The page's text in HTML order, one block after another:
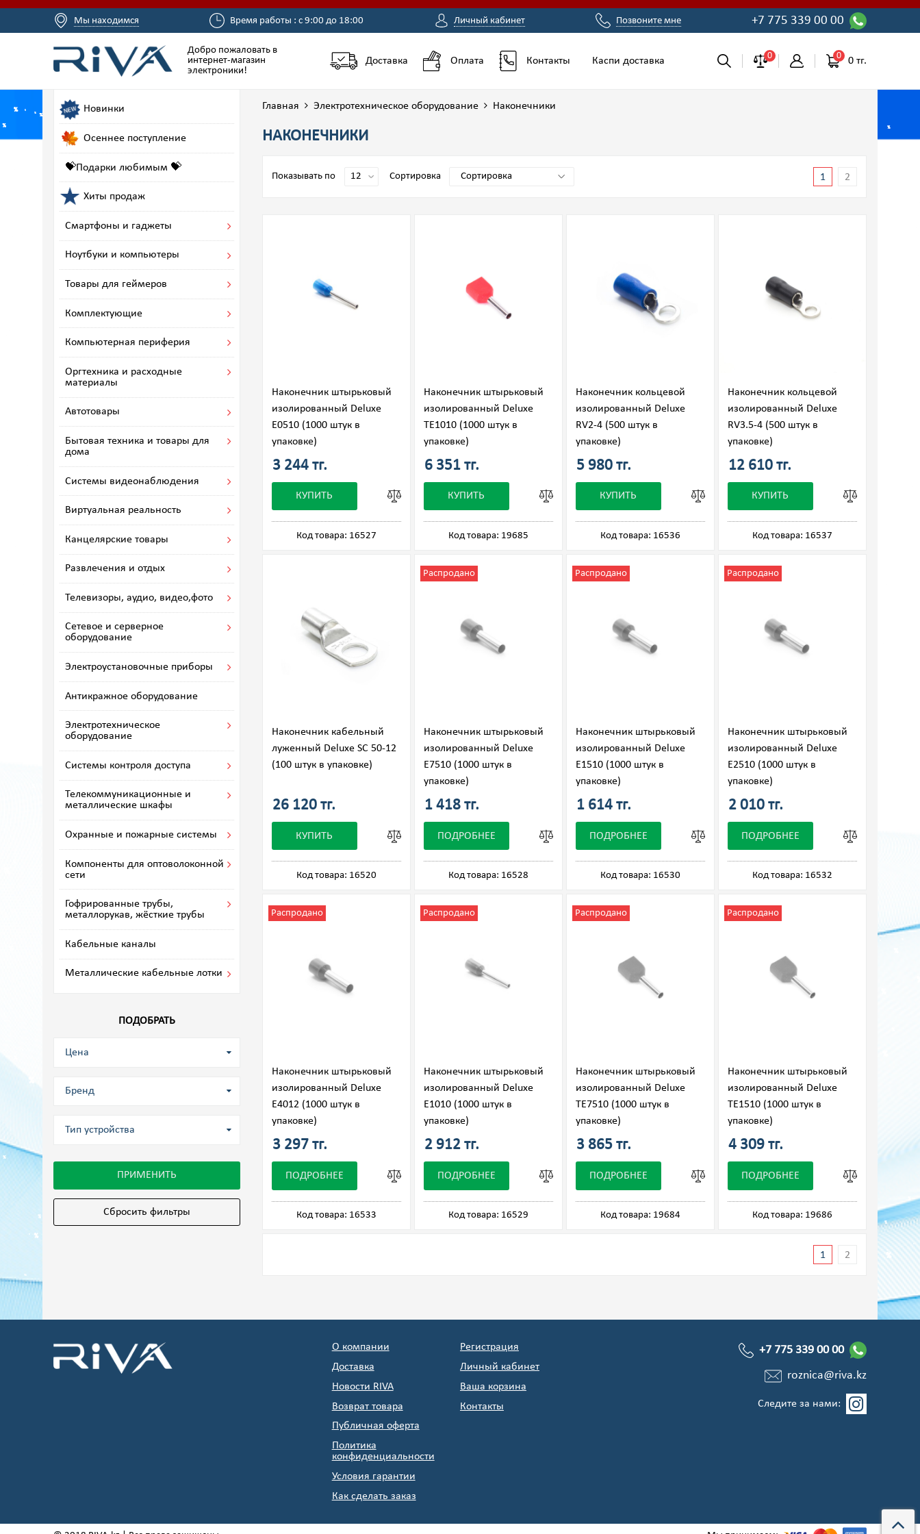
Мы находимся Время работы : с 9:00 до 18:00 Личный кабинет Позвоните мне +7 775 339 00 00
Добро пожаловать в
интернет-магазин
электроники!
Доставка Оплата Контакты Каспи доставка 0 0 0 тг.
Главная Электротехническое оборудование Наконечники
НАКОНЕЧНИКИ
Показывать по Сортировка 1 2
Наконечник штырьковый
изолированный Deluxe
Е0510 (1000 штук в
упаковке)
3 244 тг.
КУПИТЬ
Код товара: 16527
Наконечник штырьковый
изолированный Deluxe
ТЕ1010 (1000 штук в
упаковке)
6 351 тг.
КУПИТЬ
Код товара: 19685
Наконечник кольцевой
изолированный Deluxe
RV2-4 (500 штук в
упаковке)
5 980 тг.
КУПИТЬ
Код товара: 16536
Наконечник кольцевой
изолированный Deluxe
RV3.5-4 (500 штук в
упаковке)
12 610 тг.
КУПИТЬ
Код товара: 16537
Наконечник кабельный
луженный Deluxe SC 50-12
(100 штук в упаковке)
26 120 тг.
КУПИТЬ
Код товара: 16520
Наконечник штырьковый
изолированный Deluxe
Е7510 (1000 штук в
упаковке)
Распродано
1 418 тг.
ПОДРОБНЕЕ
Код товара: 16528
Наконечник штырьковый
изолированный Deluxe
Е1510 (1000 штук в
упаковке)
Распродано
1 614 тг.
ПОДРОБНЕЕ
Код товара: 16530
Наконечник штырьковый
изолированный Deluxe
Е2510 (1000 штук в
упаковке)
Распродано
2 010 тг.
ПОДРОБНЕЕ
Код товара: 16532
Наконечник штырьковый
изолированный Deluxe
Е4012 (1000 штук в
упаковке)
Распродано
3 297 тг.
ПОДРОБНЕЕ
Код товара: 16533
Наконечник штырьковый
изолированный Deluxe
Е1010 (1000 штук в
упаковке)
Распродано
2 912 тг.
ПОДРОБНЕЕ
Код товара: 16529
Наконечник штырьковый
изолированный Deluxe
ТЕ7510 (1000 штук в
упаковке)
Распродано
3 865 тг.
ПОДРОБНЕЕ
Код товара: 19684
Наконечник штырьковый
изолированный Deluxe
ТЕ1510 (1000 штук в
упаковке)
Распродано
4 309 тг.
ПОДРОБНЕЕ
Код товара: 19686
1 2
Новинки
Осеннее поступление
💝Подарки любимым 💝
Хиты продаж
Смартфоны и гаджеты
Ноутбуки и компьютеры
Товары для геймеров
Комплектующие
Компьютерная периферия
Оргтехника и расходные
материалы
Автотовары
Бытовая техника и товары для
дома
Системы видеонаблюдения
Виртуальная реальность
Канцелярские товары
Развлечения и отдых
Телевизоры, аудио, видео,фото
Сетевое и серверное
оборудование
Электроустановочные приборы
Антикражное оборудование
Электротехническое
оборудование
Системы контроля доступа
Телекоммуникационные и
металлические шкафы
Охранные и пожарные системы
Компоненты для оптоволоконной
сети
Гофрированные трубы,
металлорукав, жёсткие трубы
Кабельные каналы
Металлические кабельные лотки
ПОДОБРАТЬ
Цена
Бренд
Тип устройства
ПРИМЕНИТЬ
Сбросить фильтры
О компании
Доставка
Новости RIVA
Возврат товара
Публичная оферта
Политика
конфиденциальности
Условия гарантии
Как сделать заказ
Регистрация
Личный кабинет
Ваша корзина
Контакты
+7 775 339 00 00
roznica@riva.kz
Следите за нами: